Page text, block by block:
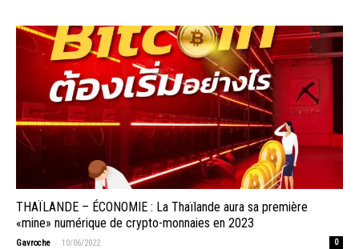
THAÏLANDE – ÉCONOMIE : La Thaïlande aura sa première
«mine» numérique de crypto-monnaies en 2023
Gavroche - 10/06/2022 0